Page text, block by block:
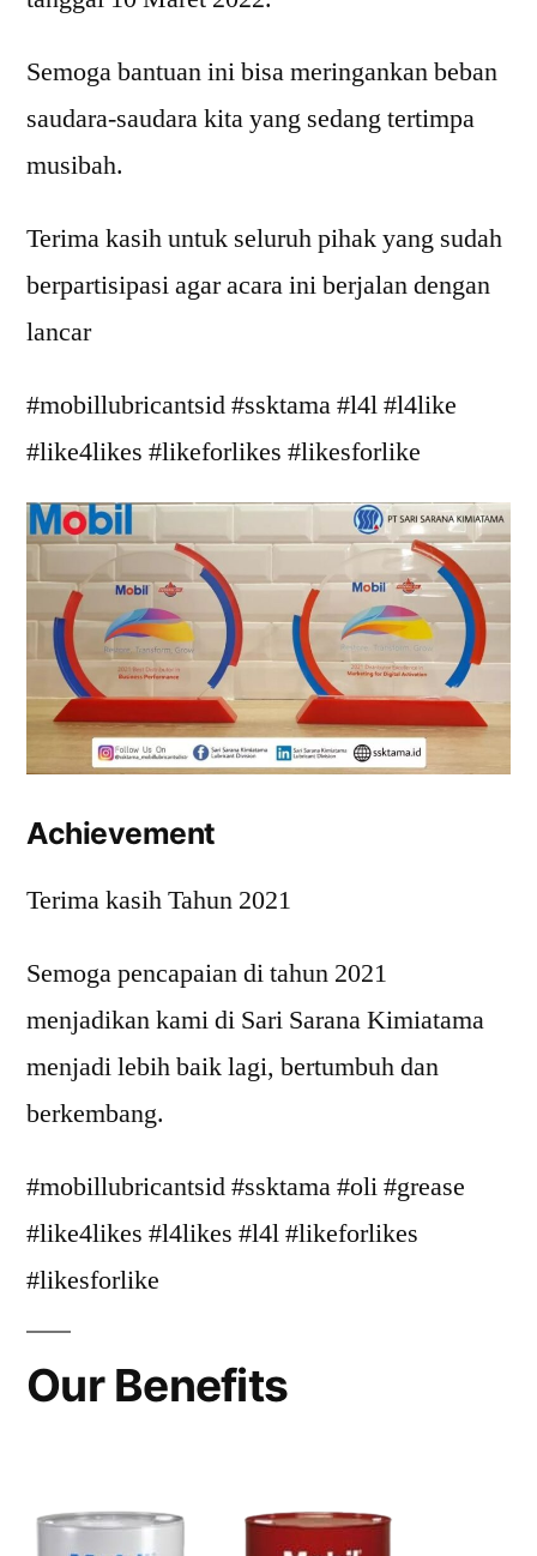
Semoga bantuan ini bisa meringankan beban
saudara-saudara kita yang sedang tertimpa
musibah.
Terima kasih untuk seluruh pihak yang sudah
berpartisipasi agar acara ini berjalan dengan
lancar
#mobillubricantsid #ssktama #l4l #l4like
#like4likes #likeforlikes #likesforlike
Achievement
Terima kasih Tahun 2021
Semoga pencapaian di tahun 2021
menjadikan kami di Sari Sarana Kimiatama
menjadi lebih baik lagi, bertumbuh dan
berkembang.
#mobillubricantsid #ssktama #oli #grease
#like4likes #l4likes #l4l #likeforlikes
#likesforlike
Our Benefits